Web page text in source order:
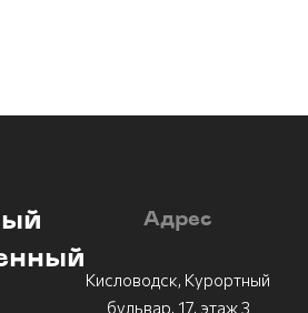
Адрес
Кисловодск, Курортный
бульвар, 17, этаж 3